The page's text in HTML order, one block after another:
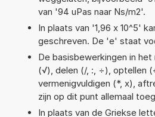
van '94 uPas naar Ns/m2'.
In plaats van '1,96 x 10^5'
geschreven. De 'e' staat
De basisbewerkingen in
(√), delen (/, :, ÷), optellen
vermenigvuldigen (*, x),
zijn op dit punt allemaal
In plaats van de Griekse